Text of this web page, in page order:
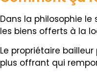
Dans la philosophie
les biens offerts à la
Le propriétaire
plus offrant qui